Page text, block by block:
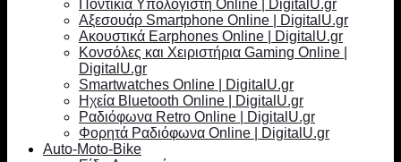
Ποντίκια Υπολογιστή Online | DigitalU.gr
Αξεσουάρ Smartphone Online | DigitalU.gr
Ακουστικά Earphones Online | DigitalU.gr
Κονσόλες και Χειριστήρια Gaming Online |
DigitalU.gr
Smartwatches Online | DigitalU.gr
Ηχεία Bluetooth Online | DigitalU.gr
Ραδιόφωνα Retro Online | DigitalU.gr
Φορητά Ραδιόφωνα Online | DigitalU.gr
Auto-Moto-Bike